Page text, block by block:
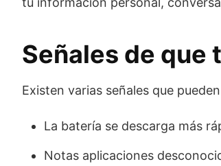
Señales de que
Existen varias señales que
La batería se descarga más
Notas aplicaciones